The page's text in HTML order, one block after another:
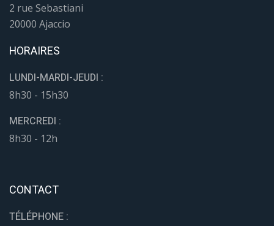
2 rue Sebastiani
20000 Ajaccio
HORAIRES
LUNDI-MARDI-JEUDI :
8h30 - 15h30
MERCREDI :
8h30 - 12h
CONTACT
TÉLÉPHONE :